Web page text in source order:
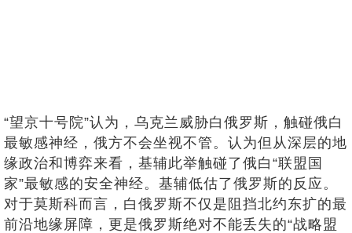
“望京十号院”认为，乌克兰威胁白俄罗斯，触碰俄白
最敏感神经，俄方不会坐视不管。认为但从深层的地
缘政治和博弈来看，基辅此举触碰了俄白“联盟国
家”最敏感的安全神经。基辅低估了俄罗斯的反应。
对于莫斯科而言，白俄罗斯不仅是阻挡北约东扩的最
前沿地缘屏障，更是俄罗斯绝对不能丢失的“战略盟